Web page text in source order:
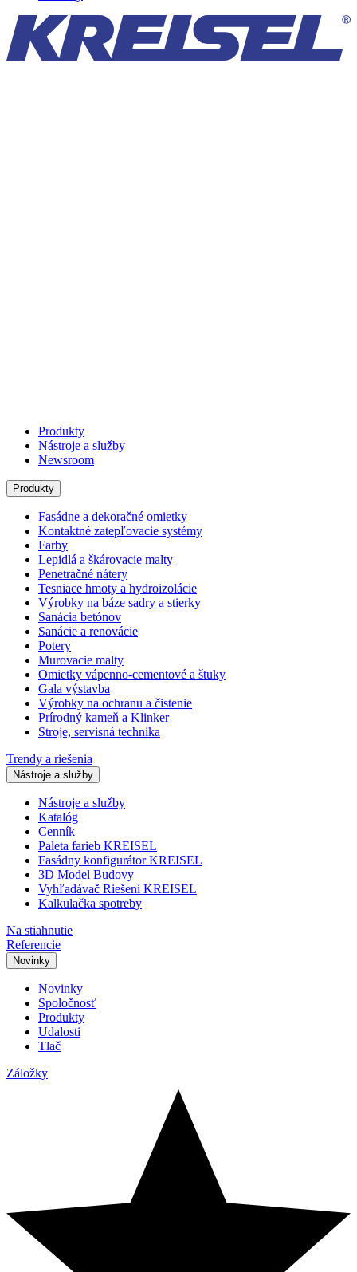
Produkty
Nástroje a služby
Newsroom
Produkty
Fasádne a dekoračné omietky
Kontaktné zatepľovacie systémy
Farby
Lepidlá a škárovacie malty
Penetračné nátery
Tesniace hmoty a hydroizolácie
Výrobky na báze sadry a stierky
Sanácia betónov
Sanácie a renovácie
Potery
Murovacie malty
Omietky vápenno-cementové a štuky
Gala výstavba
Výrobky na ochranu a čistenie
Prírodný kameň a Klinker
Stroje, servisná technika
Trendy a riešenia
Nástroje a služby
Nástroje a služby
Katalóg
Cenník
Paleta farieb KREISEL
Fasádny konfigurátor KREISEL
3D Model Budovy
Vyhľadávač Riešení KREISEL
Kalkulačka spotreby
Na stiahnutie
Referencie
Novinky
Novinky
Spoločnosť
Produkty
Udalosti
Tlač
Záložky